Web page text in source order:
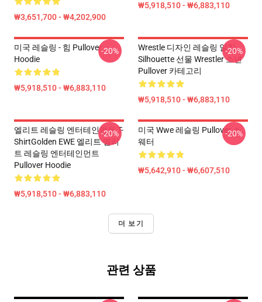
₩3,651,700 - ₩4,202,900
₩5,918,510 - ₩6,883,110
미국 레슬링 - 힘 Pullover
Hoodie
₩5,918,510 - ₩6,883,110
-20%
Wrestle 디자인 레슬링 일치
Silhouette 선물 Wrestler 소년
Pullover 카테고리
₩5,918,510 - ₩6,883,110
-20%
엘리트 레슬링 엔터테인먼트 T-
ShirtGolden EWE 엘리트 엘리
트 레슬링 엔터테인먼트
Pullover Hoodie
₩5,918,510 - ₩6,883,110
-20%
미국 Wwe 레슬링 Pullover 스
웨터
₩5,642,910 - ₩6,607,510
-20%
더 보기
관련 상품